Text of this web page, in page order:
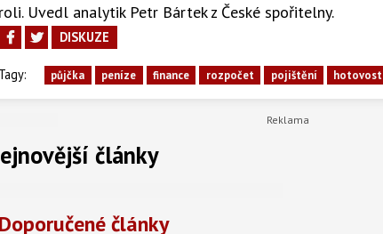
roli. Uvedl analytik Petr Bártek z České spořitelny.
DISKUZE
Tagy: půjčka peníze finance rozpočet pojištění hotovost
články
Doporučené články